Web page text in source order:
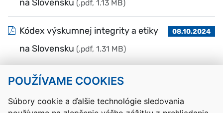
POUŽÍVAME COOKIES
Súbory cookie a ďalšie technológie sledovania
na Slovensku (.pdf, 1.13 MB)
Kódex výskumnej integrity a etiky
na Slovensku (.pdf, 1.31 MB)
08.10.2024